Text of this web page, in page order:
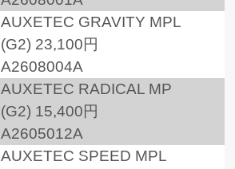
AUXETEC GRAVITY MPL
(G2) 23,100円
A2608004A
AUXETEC RADICAL MP
(G2) 15,400円
A2605012A
AUXETEC SPEED MPL